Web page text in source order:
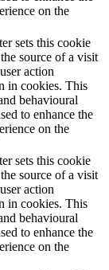
on the
sets this cookie
source of a visit
action
in cookies. This
behavioural
to enhance the
on the
sets this cookie
source of a visit
action
in cookies. This
behavioural
to enhance the
on the